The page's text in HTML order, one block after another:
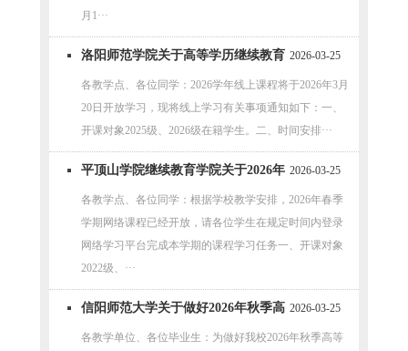
月1···
2026-03-25
洛阳师范学院关于高等学历继续教育
2026学年线上学习有关事项的通知
各教学点、各位同学：2026学年线上课程将于2026年3月
20日开放学习，现将线上学习有关事项通知如下：一、
开课对象2025级、2026级在籍学生。二、时间安排···
2026-03-25
平顶山学院继续教育学院关于2026年
春季网络平台学习的通知
各教学点、各位同学：根据学校教学安排，2026年春季
学期网络课程已经开放，请各位学生在规定时间内登录
网络学习平台完成本学期的课程学习任务一、开课对象
2022级、···
2026-03-25
信阳师范大学关于做好2026年秋季高
等学历继续教育毕业生工作的通知
各教学单位、各位毕业生：为做好我校2026年秋季高等